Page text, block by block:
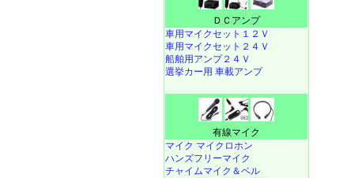
ＤＣアンプ
車用マイクセット１２Ｖ
車用マイクセット２４Ｖ
船舶用アンプ２４Ｖ
選挙カー用 車載アンプ
有線マイク
マイク マイクロホン
ハンズフリーマイク
チャイムマイク＆ベル